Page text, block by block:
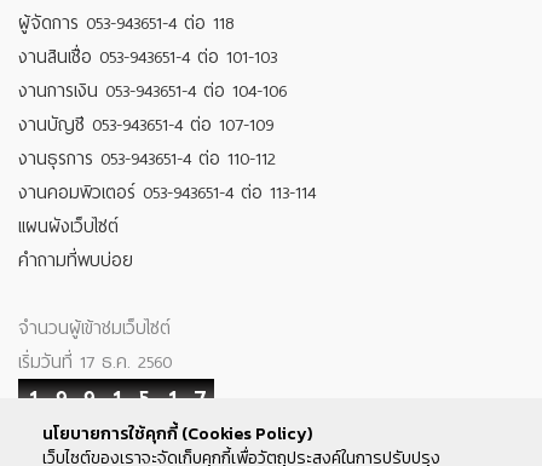
ผู้จัดการ 053-943651-4 ต่อ 118
งานสินเชื่อ 053-943651-4 ต่อ 101-103
งานการเงิน 053-943651-4 ต่อ 104-106
งานบัญชี 053-943651-4 ต่อ 107-109
งานธุรการ 053-943651-4 ต่อ 110-112
งานคอมพิวเตอร์ 053-943651-4 ต่อ 113-114
แผนผังเว็บไซต์
คำถามที่พบบ่อย
จำนวนผู้เข้าชมเว็บไซต์
เริ่มวันที่ 17 ธ.ค. 2560
1 9 9 1 5 1 7
Your IP : 216.73.217.34
นโยบายการใช้คุกกี้ (Cookies Policy)
เว็บไซต์ของเราจะจัดเก็บคุกกี้เพื่อวัตถุประสงค์ในการปรับปรุง